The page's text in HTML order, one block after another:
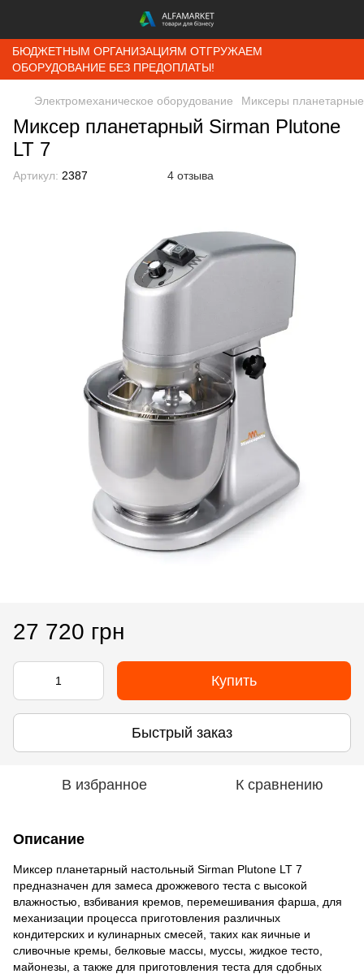
БЮДЖЕТНЫМ ОРГАНИЗАЦИЯМ ОТГРУЖАЕМ
ОБОРУДОВАНИЕ БЕЗ ПРЕДОПЛАТЫ!
Электромеханическое оборудование Миксеры планетарные
Миксер планетарный Sirman Plutone
LT 7
Артикул: 2387 4 отзыва
27 720 грн
Купить
Быстрый заказ
В избранное К сравнению
Описание
Миксер планетарный настольный Sirman Plutone LT 7
предназначен для замеса дрожжевого теста с высокой
влажностью, взбивания кремов, перемешивания фарша, для
механизации процесса приготовления различных
кондитерских и кулинарных смесей, таких как яичные и
сливочные кремы, белковые массы, муссы, жидкое тесто,
майонезы, а также для приготовления теста для сдобных